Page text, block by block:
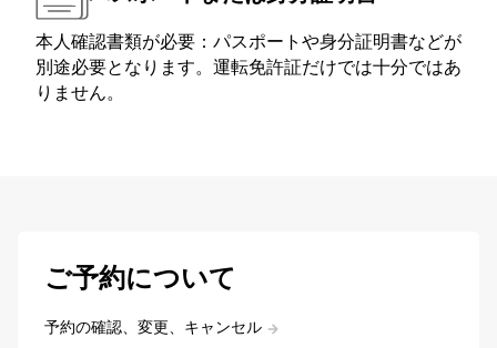
本人確認書類が必要：パスポートや身分証明書などが
別途必要となります。運転免許証だけでは十分ではあ
りません。
ご予約について
予約の確認、変更、キャンセル